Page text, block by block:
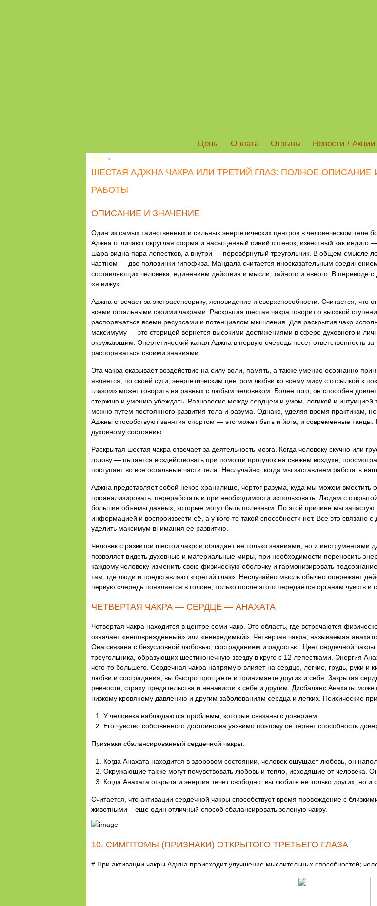
Цены Оплата Отзывы Новости / Акции
Блог ›
ШЕСТАЯ АДЖНА ЧАКРА ИЛИ ТРЕТИЙ ГЛАЗ: ПОЛНОЕ
РАБОТЫ
ОПИСАНИЕ И ЗНАЧЕНИЕ
Один из самых таинственных и сильных энергетических центров в человеческом теле
Аджна отличают округлая форма и насыщенный синий оттенок, известный как индиго
шара видна пара лепестков, а внутри — перевёрнутый треугольник. В общем смысле
частном — две половинки гипофиза. Мандала считается иносказательным
составляющих человека, единением действия и мысли, тайного и явного. В переводе
«я вижу».
Аджна отвечает за экстрасенсорику, ясновидение и сверхспособности. Считается,
всеми остальными своими чакрами. Раскрытая шестая чакра говорит о высокой
распоряжаться всеми ресурсами и потенциалом мышления. Для раскрытия чакр
максимуму — это сторицей вернется высокими достижениями в сфере духовного и
окружающим. Энергетический канал Аджна в первую очередь несет ответственность
распоряжаться своими знаниями.
Эта чакра оказывает воздействие на силу воли, память, а также умение осознанно
является, по своей сути, энергетическим центром любви ко всему миру с отсылкой к
глазом» может говорить на равных с любым человеком. Более того, он способен
стержню и умению убеждать. Равновесие между сердцем и умом, логикой и интуицией
можно путем постоянного развития тела и разума. Однако, уделяя время практикам,
Аджны способствуют занятия спортом — это может быть и йога, и современные
духовному состоянию.
Раскрытая шестая чакра отвечает за деятельность мозга. Когда человеку скучно или
голову — пытается воздействовать при помощи прогулок на свежем воздухе,
поступает во все остальные части тела. Неслучайно, когда мы заставляем работать
Аджна представляет собой некое хранилище, чертог разума, куда мы можем вместить
проанализировать, переработать и при необходимости использовать. Людям с
большие объемы данных, которые могут быть полезным. По этой причине мы зачастую
информацией и воспроизвести её, а у кого-то такой способности нет. Все это
уделить максимум внимания ее развитию.
Человек с развитой шестой чакрой обладает не только знаниями, но и инструментами
позволяет видеть духовные и материальные миры, при необходимости переносить
каждому человеку изменить свою физическую оболочку и гармонизировать
там, где люди и представляют «третий глаз». Неслучайно мысль обычно опережает
первую очередь появляется в голове, только после этого передаётся органам чувств и
ЧЕТВЕРТАЯ ЧАКРА — СЕРДЦЕ — АНАХАТА
Четвертая чакра находится в центре семи чакр. Это область, где встречаются
означает «неповрежденный» или «невредимый». Четвертая чакра, называемая
Она связана с безусловной любовью, состраданием и радостью. Цвет сердечной
треугольника, образующих шестиконечную звезду в круге с 12 лепестками. Энергия
чего-то большего. Сердечная чакра напрямую влияет на сердце, легкие, грудь, руки и
любви и сострадания, вы быстро прощаете и принимаете других и себя. Закрытая
ревности, страху предательства и ненависти к себе и другим. Дисбаланс Анахаты
низкому кровяному давлению и другим заболеваниям сердца и легких. Психические
У человека наблюдаются проблемы, которые связаны с доверием.
Его чувство собственного достоинства уязвимо поэтому он теряет способность
Признаки сбалансированный сердечной чакры:
Когда Анахата находится в здоровом состоянии, человек ощущает любовь, он
Окружающие также могут почувствовать любовь и тепло, исходящие от человека.
Когда Анахата открыта и энергия течет свободно, вы любите не только других, но и
Считается, что активации сердечной чакры способствует время провождение с
животными – еще один отличный способ сбалансировать зеленую чакру.
10. СИМПТОМЫ (ПРИЗНАКИ) ОТКРЫТОГО ТРЕТЬЕГО ГЛАЗА
# При активации чакры Аджна происходит улучшение мыслительных способностей;